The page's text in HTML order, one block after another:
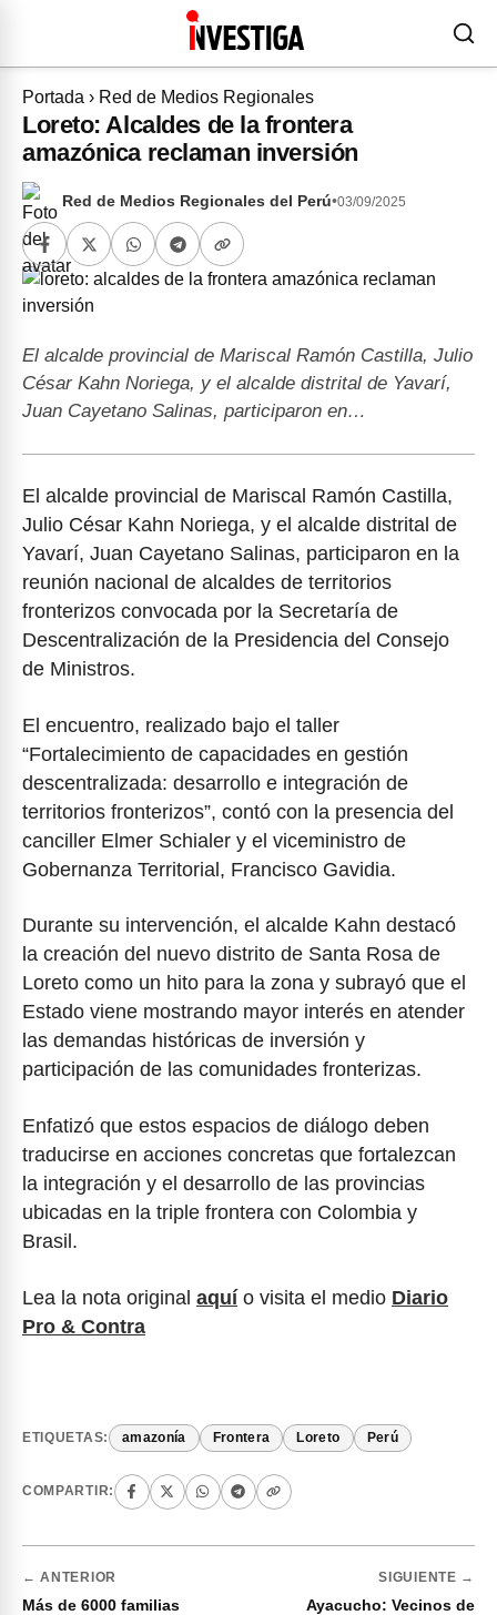
Portada › Red de Medios Regionales
Loreto: Alcaldes de la frontera
amazónica reclaman inversión
Red de Medios Regionales del Perú•03/09/2025
El alcalde provincial de Mariscal Ramón Castilla, Julio
César Kahn Noriega, y el alcalde distrital de Yavarí,
Juan Cayetano Salinas, participaron en…
El alcalde provincial de Mariscal Ramón Castilla,
Julio César Kahn Noriega, y el alcalde distrital de
Yavarí, Juan Cayetano Salinas, participaron en la
reunión nacional de alcaldes de territorios
fronterizos convocada por la Secretaría de
Descentralización de la Presidencia del Consejo
de Ministros.
El encuentro, realizado bajo el taller
“Fortalecimiento de capacidades en gestión
descentralizada: desarrollo e integración de
territorios fronterizos”, contó con la presencia del
canciller Elmer Schialer y el viceministro de
Gobernanza Territorial, Francisco Gavidia.
Durante su intervención, el alcalde Kahn destacó
la creación del nuevo distrito de Santa Rosa de
Loreto como un hito para la zona y subrayó que el
Estado viene mostrando mayor interés en atender
las demandas históricas de inversión y
participación de las comunidades fronterizas.
Enfatizó que estos espacios de diálogo deben
traducirse en acciones concretas que fortalezcan
la integración y el desarrollo de las provincias
ubicadas en la triple frontera con Colombia y
Brasil.
Lea la nota original aquío visita el medio Diario
Pro & Contra
ETIQUETAS: amazonía Frontera Loreto Perú
COMPARTIR:
← ANTERIOR
Más de 6000 familias
SIGUIENTE →
Ayacucho: Vecinos de